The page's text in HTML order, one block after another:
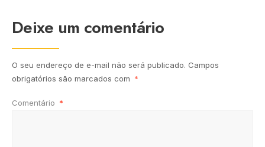
Deixe um comentário
O seu endereço de e-mail não será publicado. Campos
obrigatórios são marcados com *
Comentário *